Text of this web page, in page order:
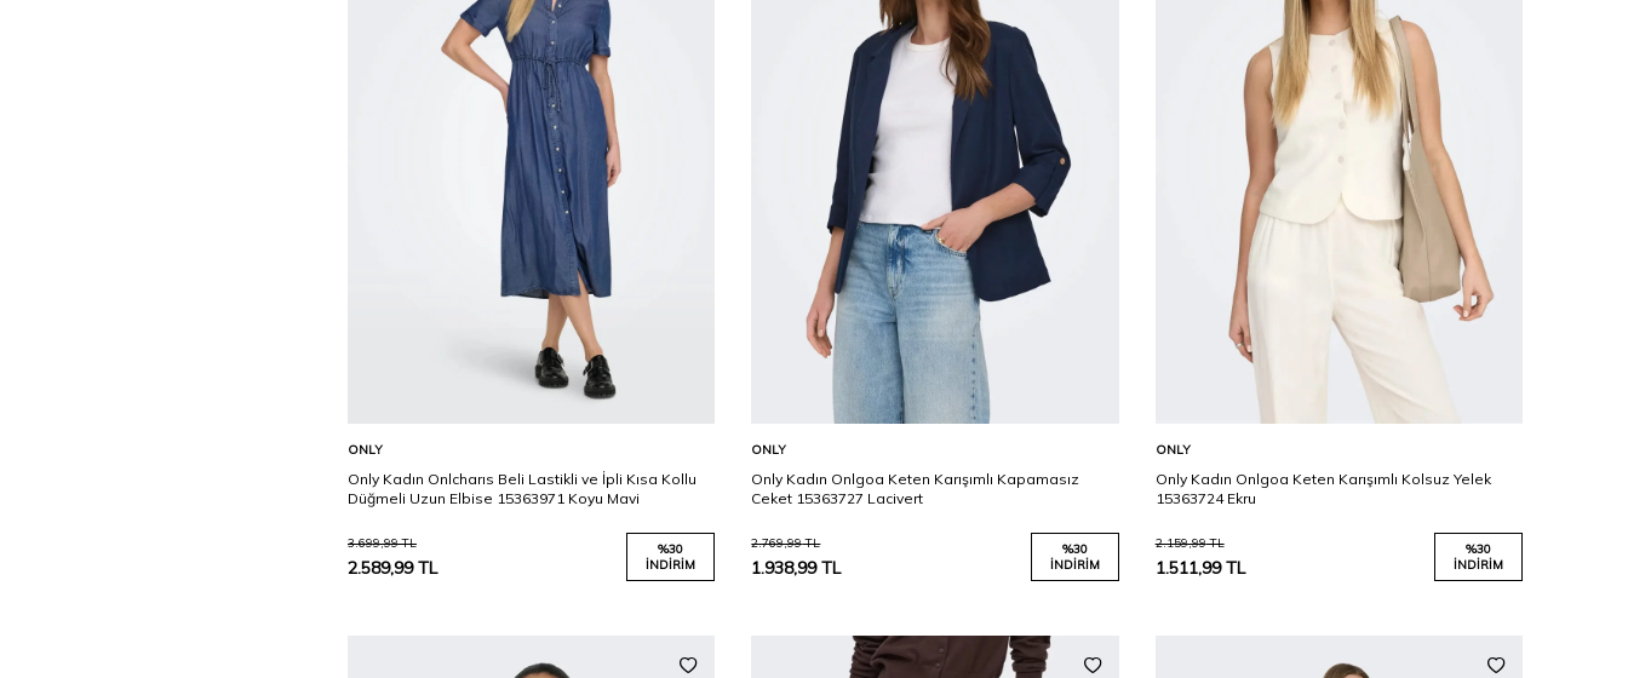
ONLY
Only Kadın Onlcharıs Beli Lastikli ve İpli Kısa Kollu
Düğmeli Uzun Elbise 15363971 Koyu Mavi
3.699,99TL
2.589,99TL
%30
İNDIRIM
ONLY
Only Kadın Onlgoa Keten Karışımlı Kapamasız
Ceket 15363727 Lacivert
2.769,99TL
1.938,99TL
%30
İNDIRIM
ONLY
Only Kadın Onlgoa Keten Karışımlı Kolsuz Yelek
15363724 Ekru
2.159,99TL
1.511,99TL
%30
İNDIRIM